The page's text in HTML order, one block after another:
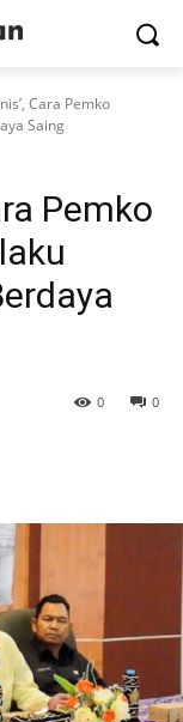
Cara Pemko
Saing
Pemko
0
0